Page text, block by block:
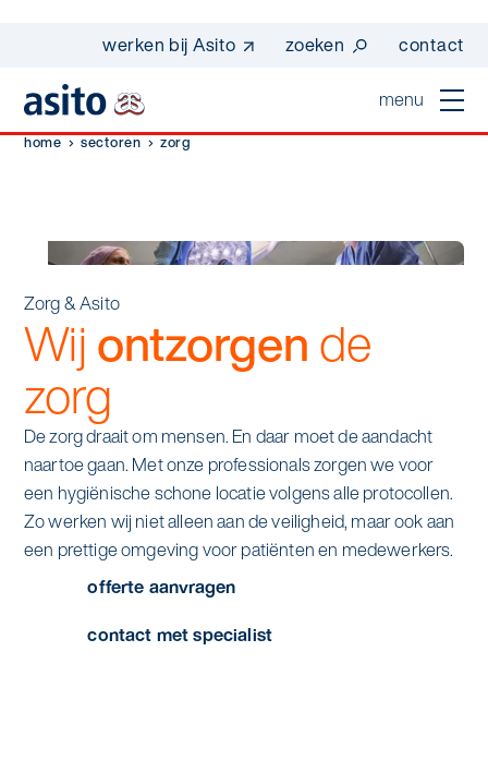
werken bij Asito zoeken contact
menu
one go - werk beter samen met one go
co2-uitstoot rapportage 2023
op weg naar volledig circulair in 2030 met
duurzame bedrijfskleding
home
Interieurreiniging
Vloerreiniging
Schoonmaak
Specialistische schoonmaak
Graffitireiniging
sectoren
In de buurt
Industrie
Mobiliteit
Onderwijs
Overheid
Recreatie
wij zijn Asito
Wij zijn Asito
Ons verhaal
Asito impuls
Sponsoring
home sectoren zorg
Zorg & Asito
Wijontzorgende
zorg
De zorg draait om mensen. En daar moet de aandacht
naartoe gaan. Met onze professionals zorgen we voor
een hygiënische schone locatie volgens alle protocollen.
Zo werken wij niet alleen aan de veiligheid, maar ook aan
een prettige omgeving voor patiënten en medewerkers.
offerte aanvragen
contact met specialist